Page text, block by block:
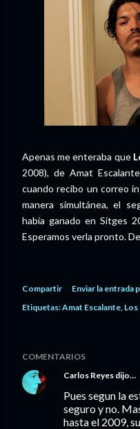
Apenas me enteraba que
2008), de Amat
cuando recibo un correo
manera simultánea, el
había ganado en Sitges
Esperamos verla pronto.
Compartir
Enviar la
Etiquetas:Amat Escalante
COMENTARIOS
Carlos Reyes dijo…
Pues segun la
seguro y no.
hasta el 2009,